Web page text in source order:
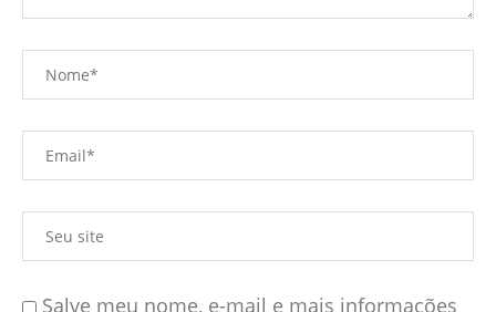
Salve meu nome, e-mail e mais informações